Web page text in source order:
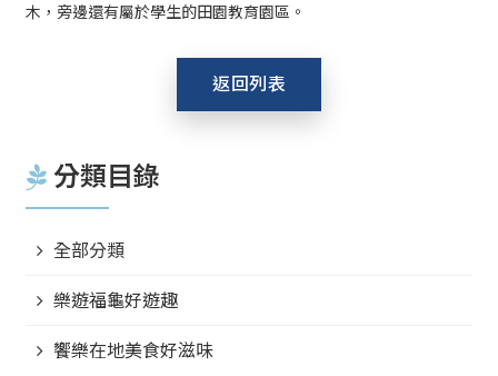
木，旁邊還有屬於學生的田園教育園區。
返回列表
分類目錄
全部分類
樂遊福龜好遊趣
饗樂在地美食好滋味